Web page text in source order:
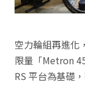
空力輪組再進化
限量「Metron
RS 平台為基礎